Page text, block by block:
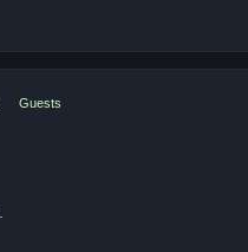
Guests